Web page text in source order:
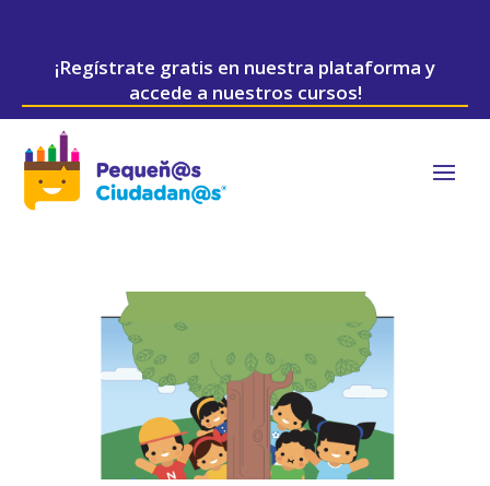
¡Regístrate gratis en nuestra plataforma y
accede a nuestros cursos!